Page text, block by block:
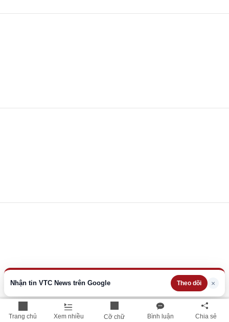
Trang chủ Xem nhiều Cỡ chữ Bình luận Chia sẻ
Nhận tin VTC News trên Google Theo dõi ×